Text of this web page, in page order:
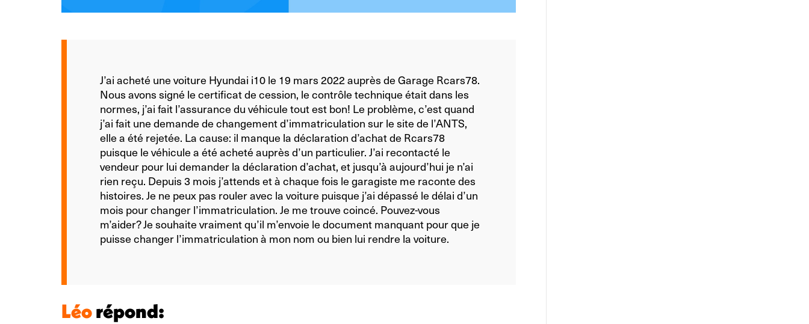
J’ai acheté une voiture Hyundai i10 le 19 mars 2022 auprès de Garage Rcars78.
Nous avons signé le certificat de cession, le contrôle technique était dans les
normes, j’ai fait l’assurance du véhicule tout est bon! Le problème, c’est quand
j’ai fait une demande de changement d’immatriculation sur le site de l’ANTS,
elle a été rejetée. La cause: il manque la déclaration d’achat de Rcars78
puisque le véhicule a été acheté auprès d’un particulier. J’ai recontacté le
vendeur pour lui demander la déclaration d’achat, et jusqu’à aujourd’hui je n’ai
rien reçu. Depuis 3 mois j’attends et à chaque fois le garagiste me raconte des
histoires. Je ne peux pas rouler avec la voiture puisque j’ai dépassé le délai d’un
mois pour changer l’immatriculation. Je me trouve coincé. Pouvez-vous
m’aider? Je souhaite vraiment qu’il m’envoie le document manquant pour que je
puisse changer l’immatriculation à mon nom ou bien lui rendre la voiture.
Léorépond: